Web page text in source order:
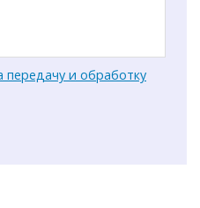
передачу и обработку